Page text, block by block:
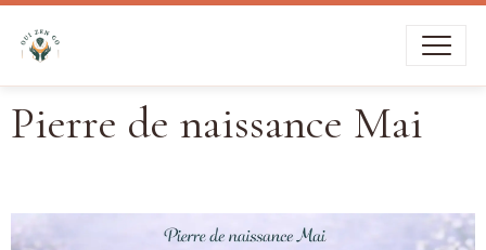
Pierre de naissance Mai